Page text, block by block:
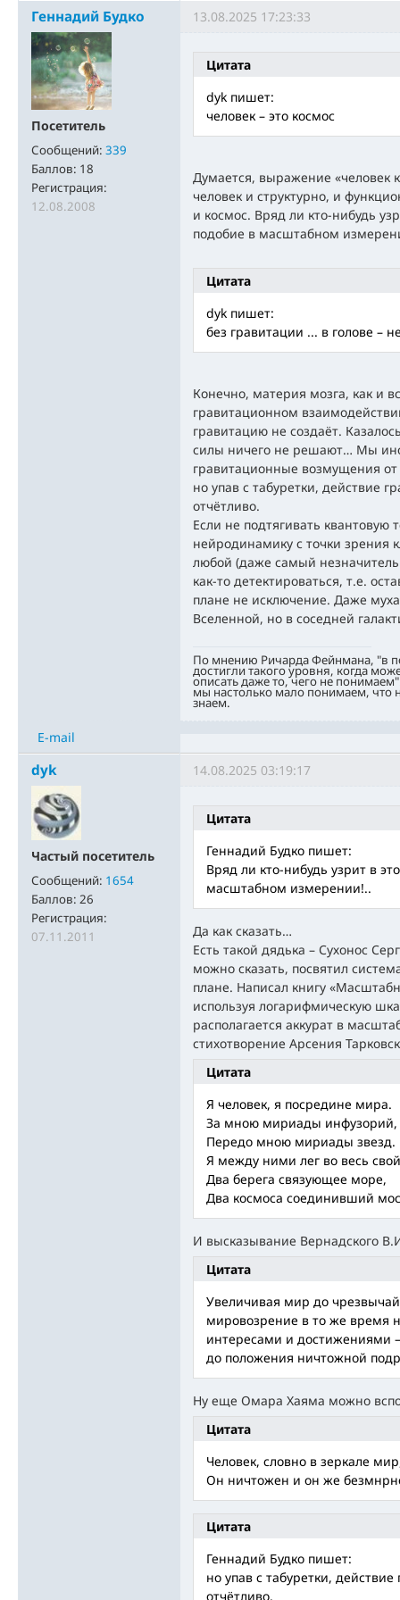
Геннадий Будко
Посетитель
Сообщений: 339
Баллов: 18
Регистрация:
12.08.2008
13.08.2025 17:23:33
Цитата
dyk пишет:
человек – это космос
Думается, выражение «человек
человек и структурно, и
и космос. Вряд ли кто-нибудь
подобие в масштабном
Цитата
dyk пишет:
без гравитации ... в голове –
Конечно, материя мозга, как и
гравитационном
гравитацию не создаёт.
силы ничего не решают… Мы
гравитационные возмущения
но упав с табуретки, действие
отчётливо.
Если не подтягивать квантовую
нейродинамику с точки зрения
любой (даже самый
как-то детектироваться, т.е.
плане не исключение. Даже
Вселенной, но в соседней
По мнению Ричарда Фейнмана, "в
достигли такого уровня, когда
описать даже то, чего не
мы настолько мало понимаем, что
знаем.
E-mail
dyk
Частый посетитель
Сообщений: 1654
Баллов: 26
Регистрация:
07.11.2011
14.08.2025 03:19:17
Цитата
Геннадий Будко пишет:
Вряд ли кто-нибудь узрит в
масштабном измерении!..
Да как сказать…
Есть такой дядька – Сухонос
можно сказать, посвятил
плане. Написал книгу
используя логарифмическую
располагается аккурат в
стихотворение Арсения
Цитата
Я человек, я посредине мира.
За мною мириады инфузорий,
Передо мною мириады звезд.
Я между ними лег во весь
Два берега связующее море,
Два космоса соединивший
И высказывание Вернадского
Цитата
Увеличивая мир до
мировозрение в то же время
интересами и достижениями
до положения ничтожной
Ну еще Омара Хаяма можно
Цитата
Человек, словно в зеркале
Он ничтожен и он же
Цитата
Геннадий Будко пишет:
но упав с табуретки,
отчётливо.